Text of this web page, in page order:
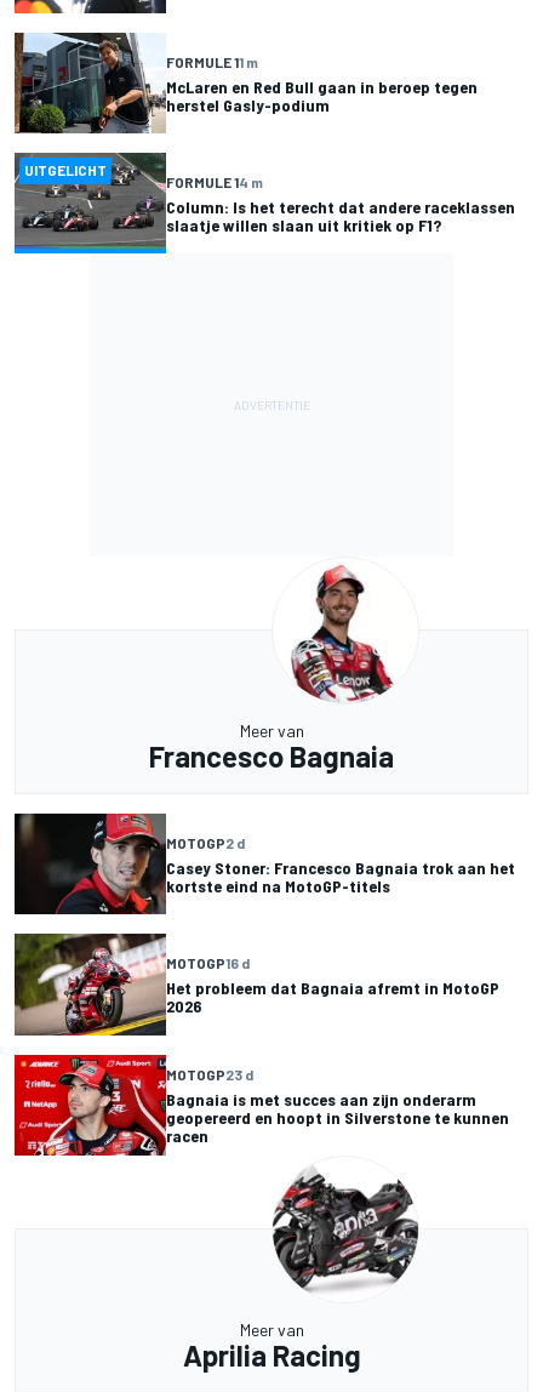
FORMULE 11 m
McLaren en Red Bull gaan in beroep tegen
herstel Gasly-podium
UITGELICHT
FORMULE 14 m
Column: Is het terecht dat andere raceklassen
slaatje willen slaan uit kritiek op F1?
Meer van
Francesco Bagnaia
MOTOGP2 d
Casey Stoner: Francesco Bagnaia trok aan het
kortste eind na MotoGP-titels
MOTOGP16 d
Het probleem dat Bagnaia afremt in MotoGP
2026
MOTOGP23 d
Bagnaia is met succes aan zijn onderarm
geopereerd en hoopt in Silverstone te kunnen
racen
Meer van
Aprilia Racing